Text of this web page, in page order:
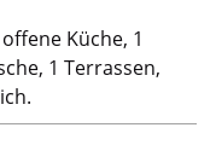
Küche, 1
1 Terrassen,